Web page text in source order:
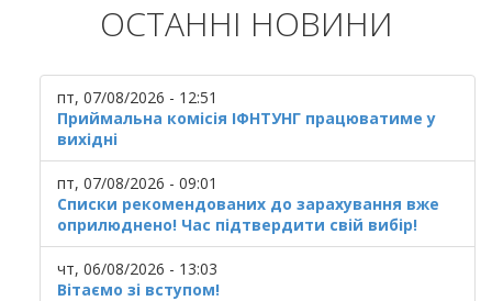
ОСТАННІ НОВИНИ
пт, 07/08/2026 - 12:51
Приймальна комісія ІФНТУНГ працюватиме у
вихідні
пт, 07/08/2026 - 09:01
Списки рекомендованих до зарахування вже
оприлюднено! Час підтвердити свій вибір!
чт, 06/08/2026 - 13:03
Вітаємо зі вступом!